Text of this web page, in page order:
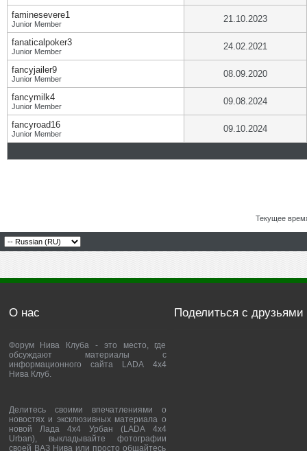
faminesevere1
Junior Member 21.10.2023
fanaticalpoker3
Junior Member 24.02.2021
fancyjailer9
Junior Member 08.09.2020
fancymilk4
Junior Member 09.08.2024
fancyroad16
Junior Member 09.10.2024
Текущее
О нас
Форум Нива Клуба - это место, где
обсуждают материалы с
информационного сайта LADA 4x4
Нива Клуб.
Делитесь своими впечатлениями о
новостях и эксклюзивных материала о
новой Лада 4х4 Урбан (LADA 4x4
Urban), выкладывайте фотографии
своей ВАЗ Нива или просто общайтесь
Поделиться с друзьями